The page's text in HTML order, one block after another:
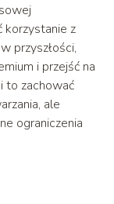
korzystanie z
przyszłości,
i przejść na
to zachować
ale
ograniczenia